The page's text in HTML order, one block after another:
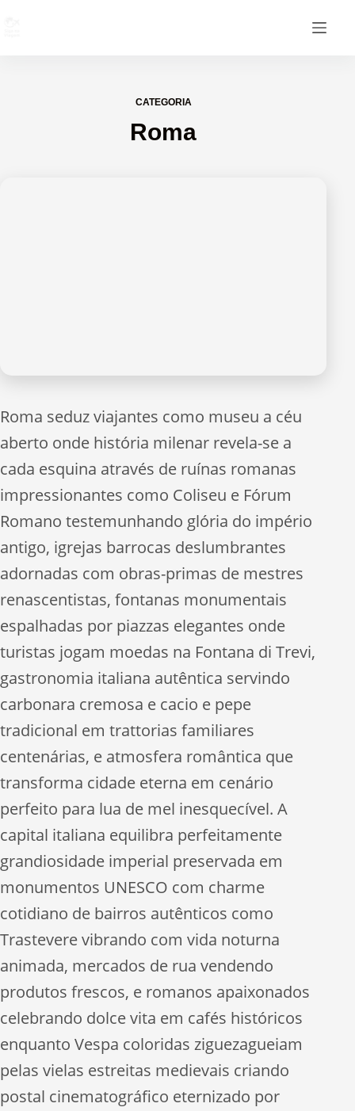
CATEGORIA
Roma
Roma seduz viajantes como museu a céu
aberto onde história milenar revela-se a
cada esquina através de ruínas romanas
impressionantes como Coliseu e Fórum
Romano testemunhando glória do império
antigo, igrejas barrocas deslumbrantes
adornadas com obras-primas de mestres
renascentistas, fontanas monumentais
espalhadas por piazzas elegantes onde
turistas jogam moedas na Fontana di Trevi,
gastronomia italiana autêntica servindo
carbonara cremosa e cacio e pepe
tradicional em trattorias familiares
centenárias, e atmosfera romântica que
transforma cidade eterna em cenário
perfeito para lua de mel inesquecível. A
capital italiana equilibra perfeitamente
grandiosidade imperial preservada em
monumentos UNESCO com charme
cotidiano de bairros autênticos como
Trastevere vibrando com vida noturna
animada, mercados de rua vendendo
produtos frescos, e romanos apaixonados
celebrando dolce vita em cafés históricos
enquanto Vespa coloridas ziguezagueiam
pelas vielas estreitas medievais criando
postal cinematográfico eternizado por